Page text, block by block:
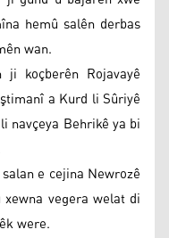
hemû salên derbas
wan.
koçberên Rojavayê
a Kurd li Sûriyê
navçeya Behrikê ya bi
e cejina Newrozê
vegera welat di
were.